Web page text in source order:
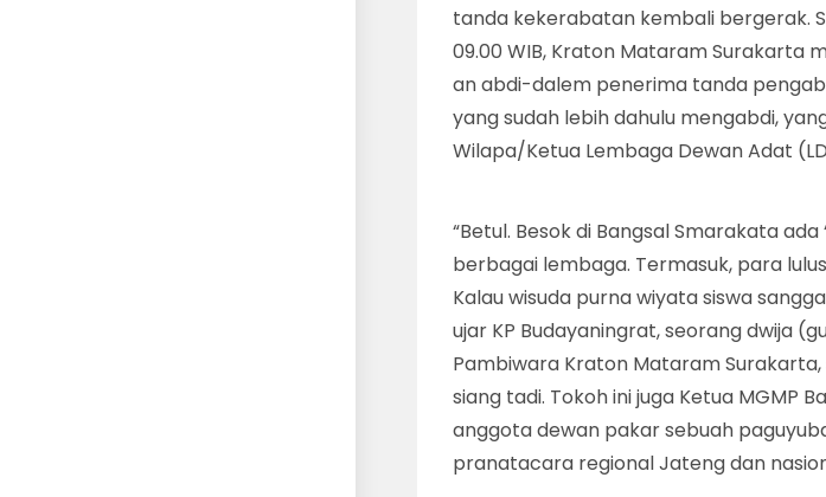
tanda kekerabatan kembali bergerak.
09.00 WIB, Kraton Mataram Surakarta
an abdi-dalem penerima tanda
yang sudah lebih dahulu mengabdi,
Wilapa/Ketua Lembaga Dewan Adat
“Betul. Besok di Bangsal Smarakata
berbagai lembaga. Termasuk, para
Kalau wisuda purna wiyata siswa
ujar KP Budayaningrat, seorang dwija
Pambiwara Kraton Mataram
siang tadi. Tokoh ini juga Ketua MGMP
anggota dewan pakar sebuah
pranatacara regional Jateng dan